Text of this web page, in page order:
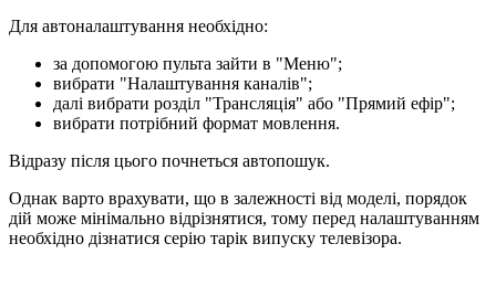
Для автоналаштування необхідно:
за допомогою пульта зайти в "Меню";
вибрати "Налаштування каналів";
далі вибрати розділ "Трансляція" або "Прямий ефір";
вибрати потрібний формат мовлення.
Відразу після цього почнеться автопошук.
Однак варто врахувати, що в залежності від моделі, порядок
дій може мінімально відрізнятися, тому перед налаштуванням
необхідно дізнатися серію тарік випуску телевізора.